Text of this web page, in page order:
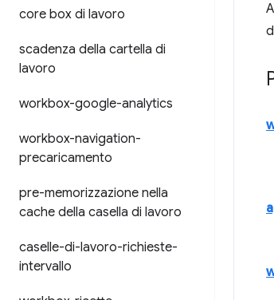
core box di lavoro
scadenza della cartella di
lavoro
workbox-google-analytics
workbox-navigation-
precaricamento
pre-memorizzazione nella
cache della casella di lavoro
caselle-di-lavoro-richieste-
intervallo